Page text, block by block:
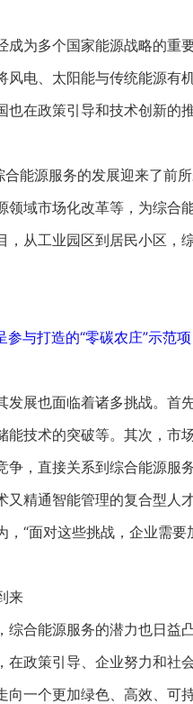
为多个国家能源战略的重
电、太阳能与传统能源有
在政策引导和技术创新的
源服务的发展迎来了前所
域市场化改革等，为综合
，从工业园区到居民小区，
参与打造的“零碳农庄”示
展也面临着诸多挑战。首
技术的突破等。其次，市
，直接关系到综合能源服
精通智能管理的复合型人才
“面对这些挑战，企业需要
来
合能源服务的潜力也日益
政策引导、企业努力和社
一个更加绿色、高效、可